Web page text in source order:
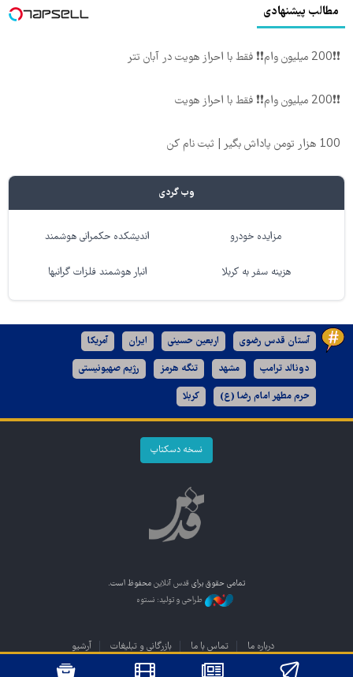
مطالب پیشنهادی
❗❗200 میلیون وام❗❗ فقط با احراز هویت در آبان تتر
❗❗200 میلیون وام❗❗ فقط با احراز هویت
100 هزار تومن پاداش بگیر | ثبت نام کن
وب گردی
مزایده خودرو اندیشکده حکمرانی هوشمند
هزینه سفر به کربلا انبار هوشمند فلزات گرانبها
آستان قدس رضوی اربعین حسینی ایران آمریکا
دونالد ترامپ مشهد تنگه هرمز رژیم صهیونیستی
حرم مطهر امام رضا (ع) کربلا
نسخه دسکتاپ
تمامی حقوق برای قدس آنلاین محفوظ است.
طراحی و تولید: نستوه
درباره ما تماس با ما بازرگانی و تبلیغات آرشیو